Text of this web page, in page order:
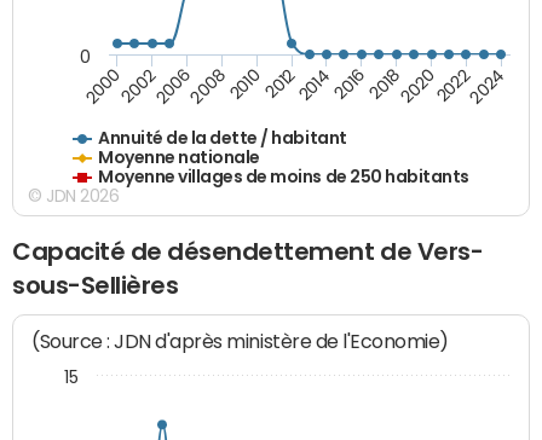
Annuité de la dette / habitant
Moyenne nationale
Moyenne villages de moins de 250 habitants
200020022006200820102012201420162018202020222024
0
© JDN 2026
Capacité de désendettement de Vers-
sous-Sellières
(Source : JDN d'après ministère de l'Economie)
15